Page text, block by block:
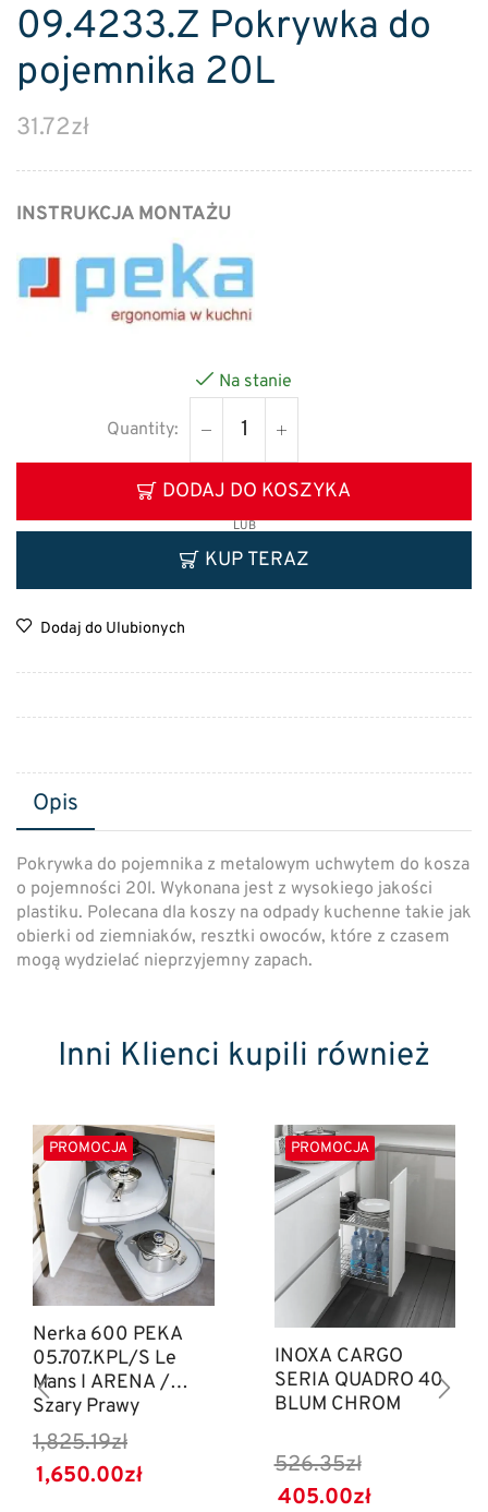
09.4233.Z Pokrywka do
pojemnika 20L
31.72zł
INSTRUKCJA MONTAŻU
Na stanie
DODAJ DO KOSZYKA
LUB
KUP TERAZ
Dodaj do Ulubionych
Opis
Pokrywka do pojemnika z metalowym uchwytem do kosza
o pojemności 20l. Wykonana jest z wysokiego jakości
plastiku. Polecana dla koszy na odpady kuchenne takie jak
obierki od ziemniaków, resztki owoców, które z czasem
mogą wydzielać nieprzyjemny zapach.
Inni Klienci kupili również
PROMOCJA
Nerka 600 PEKA
05.707.KPL/S Le
Mans I ARENA /
Szary Prawy
1,825.19zł
1,650.00zł
PROMOCJA
INOXA CARGO
SERIA QUADRO 40
BLUM CHROM
526.35zł
405.00zł